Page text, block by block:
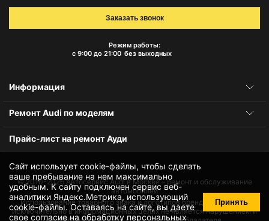
Сайт использует cookie-файлы, чтобы сделать
ваше пребывание на нем максимально
удобным. К cайту подключен сервис веб-
аналитики Яндекс.Метрика, использующий
cookie-файлы. Оставаясь на сайте, вы даете
своесогласие на обработку персональных
Принять
Режим работы:
с 9:00 до 21:00 без выходных
Заказать звонок
Информация
Ремонт Audi по моделям
Прайс-лист на ремонт Ауди
© 2010-2026Автосервис Audi в Москве – ремонт и обслуживание
автомобилей
Использование товарного знака и логотипов бренда происходит
исключительно в информационных целях не является нарушением и